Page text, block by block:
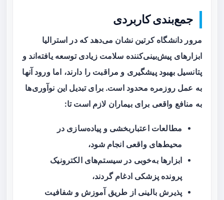
جمع‌بندی کاربردی
مرور دانشگاه کرتین نشان می‌دهد که در استرالیا
ابزارهای پیش‌بینی‌کننده سلامت زیادی توسعه یافته‌اند و
پتانسیل بهبود پیشگیری و مراقبت را دارند، اما ورود آنها
به عمل روزمره محدود است. برای تبدیل این نوآوری‌ها
به منافع واقعی برای بیماران لازم است تا:
مطالعات اعتباربخشی و پیاده‌سازی در
محیط‌های واقعی انجام شود،
ابزارها به‌خوبی در سیستم‌های الکترونیک
پرونده پزشکی ادغام گردند،
پذیرش بالینی از طریق آموزش و شفافیت